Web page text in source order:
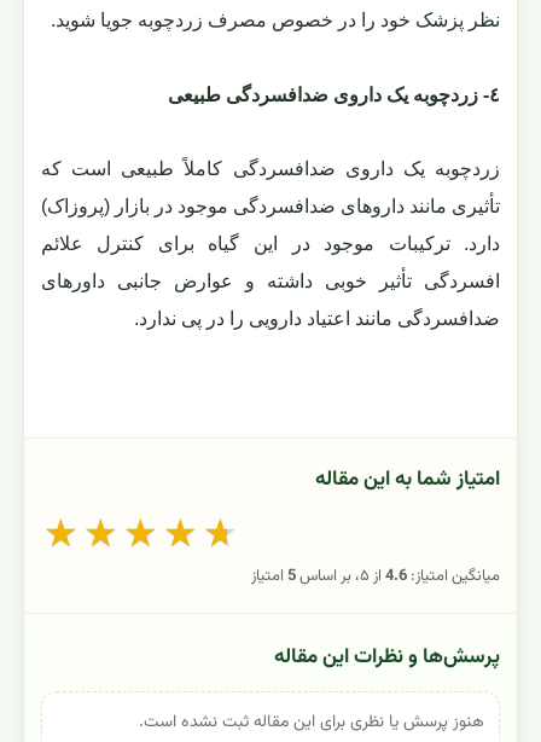
نظر پزشک خود را در خصوص مصرف زردچوبه جویا شوید.
٤- زردچوبه یک داروی ضدافسردگی طبیعی
زردچوبه یک داروی ضدافسردگی کاملاً طبیعی است که
تأثیری مانند داروهای ضدافسردگی موجود در بازار (پروزاک)
دارد. ترکیبات موجود در این گیاه برای کنترل علائم
افسردگی تأثیر خوبی داشته و عوارض جانبی داورهای
ضدافسردگی مانند اعتیاد دارویی را در پی ندارد.
امتیاز شما به این مقاله
★ ★ ★ ★ ★
میانگین امتیاز: 4.6از ۵، بر اساس 5امتیاز
پرسش‌ها و نظرات این مقاله
هنوز پرسش یا نظری برای این مقاله ثبت نشده است.